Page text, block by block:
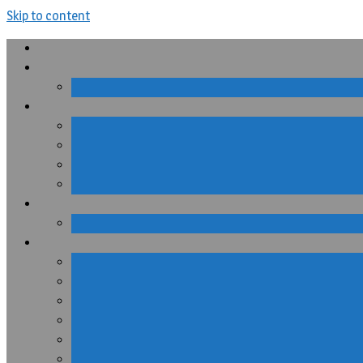
Skip to content